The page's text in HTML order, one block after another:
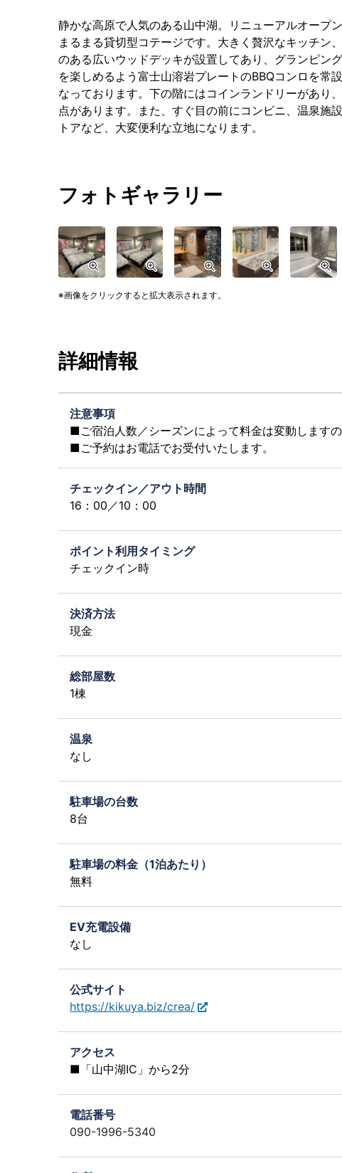
静かな高原で人気のある山中湖。リニューアルオープ
まるまる貸切型コテージです。大きく贅沢なキッチン
のある広いウッドデッキが設置してあり、グランピン
を楽しめるよう富士山溶岩プレートのBBQコンロを常
なっております。下の階にはコインランドリーがあり
点があります。また、すぐ目の前にコンビニ、温泉施
トアなど、大変便利な立地になります。
フォトギャラリー
画像をクリックすると拡大表示されます。
詳細情報
注意事項
■ご宿泊人数／シーズンによって料金は変動します
■ご予約はお電話でお受付いたします。
チェックイン／アウト時間
16：00／10：00
ポイント利用タイミング
チェックイン時
決済方法
現金
総部屋数
1棟
温泉
なし
駐車場の台数
8台
駐車場の料金（1泊あたり）
無料
EV充電設備
なし
公式サイト
https://kikuya.biz/crea/
アクセス
■「山中湖IC」から2分
電話番号
090-1996-5340